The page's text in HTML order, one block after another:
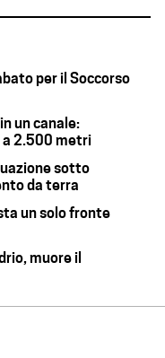
per il Soccorso
un canale:
2.500 metri
sotto
da terra
un solo fronte
muore il